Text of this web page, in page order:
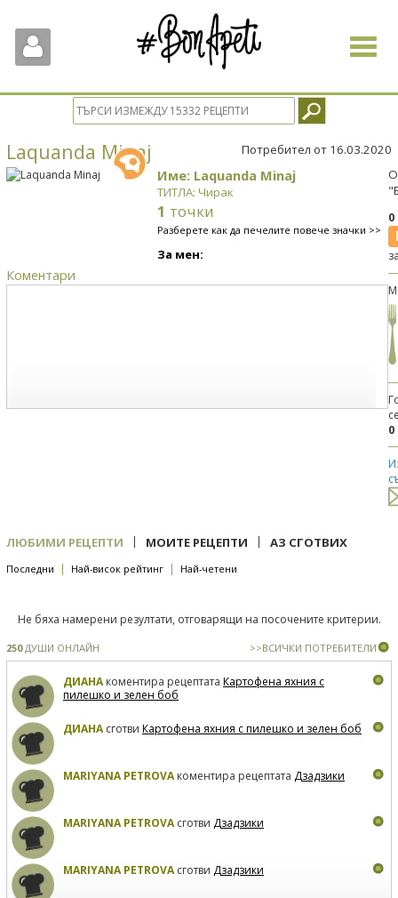
Toggle
Laquanda Minaj Потребител от 16.03.2020
Име: Laquanda Minaj
ТИТЛА: Чирак
1 точки
Разберете как да печелите повече значки >>
За мен:
Коментари
0
ЛЮБИМИ РЕЦЕПТИ | МОИТЕ РЕЦЕПТИ | АЗ СГОТВИХ
Последни | Най-висок рейтинг | Най-четени
Не бяха намерени резултати, отговарящи на посочените критерии.
250ДУШИ ОНЛАЙН >>ВСИЧКИ ПОТРЕБИТЕЛИ
ДИАНАкоментира рецептата Картофена яхния с
пилешко и зелен боб
ДИАНАсготви Картофена яхния с пилешко и зелен боб
MARIYANA PETROVAкоментира рецептата Дзадзики
MARIYANA PETROVAсготви Дзадзики
MARIYANA PETROVAсготви Дзадзики